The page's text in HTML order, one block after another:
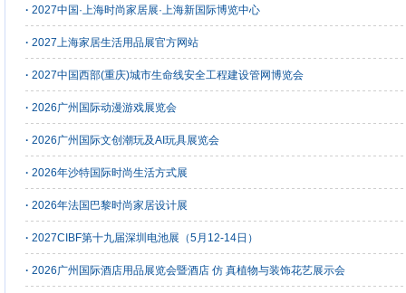
· 2027中国·上海时尚家居展·上海新国际博览中心
· 2027上海家居生活用品展官方网站
· 2027中国西部(重庆)城市生命线安全工程建设管网博览会
· 2026广州国际动漫游戏展览会
· 2026广州国际文创潮玩及AI玩具展览会
· 2026年沙特国际时尚生活方式展
· 2026年法国巴黎时尚家居设计展
· 2027CIBF第十九届深圳电池展（5月12-14日）
· 2026广州国际酒店用品展览会暨酒店 仿 真植物与装饰花艺展示会